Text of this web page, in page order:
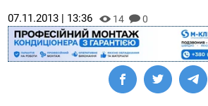
07.11.2013 | 13:36 14 0